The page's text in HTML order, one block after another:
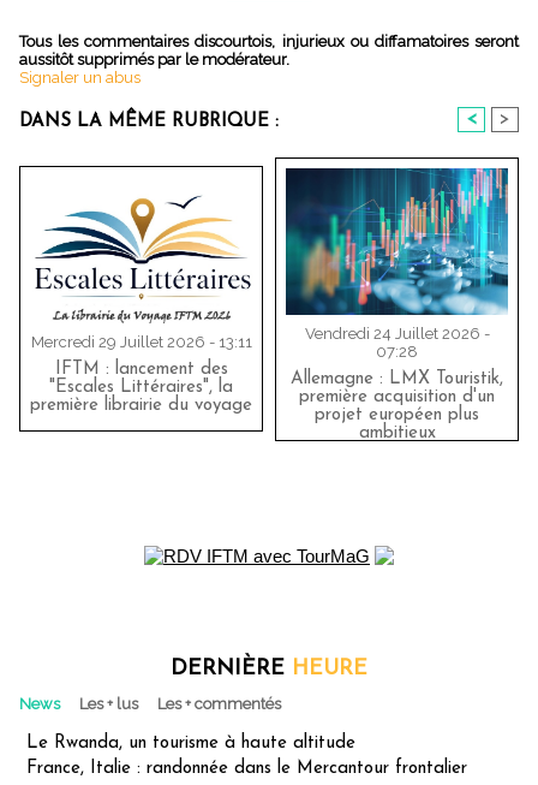
Tous les commentaires discourtois, injurieux ou diffamatoires seront
aussitôt supprimés par le modérateur.
Signaler un abus
DANS LA MÊME RUBRIQUE : < >
Mercredi 29 Juillet 2026 - 13:11
IFTM : lancement des
"Escales Littéraires", la
première librairie du voyage
Vendredi 24 Juillet 2026 -
07:28
Allemagne : LMX Touristik,
première acquisition d'un
projet européen plus
ambitieux
DERNIÈRE HEURE
News Les + lus Les + commentés
Le Rwanda, un tourisme à haute altitude
France, Italie : randonnée dans le Mercantour frontalier